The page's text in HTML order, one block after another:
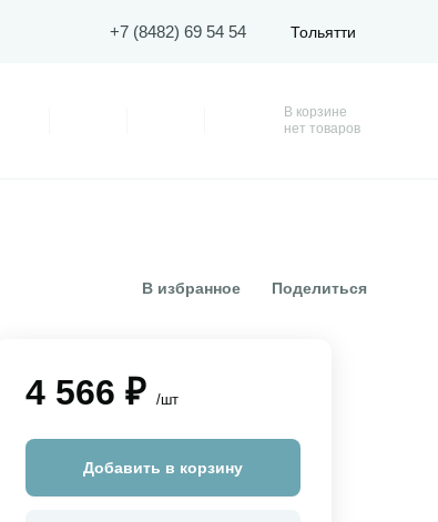
+7 (8482) 69 54 54 Тольятти
Корзина
В корзине
нет товаров
В избранное Поделиться
4 566 ₽ /шт
Добавить в корзину